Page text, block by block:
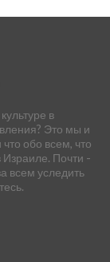
в
Это мы и
обо всем, что
Израиле. Почти -
всем уследить